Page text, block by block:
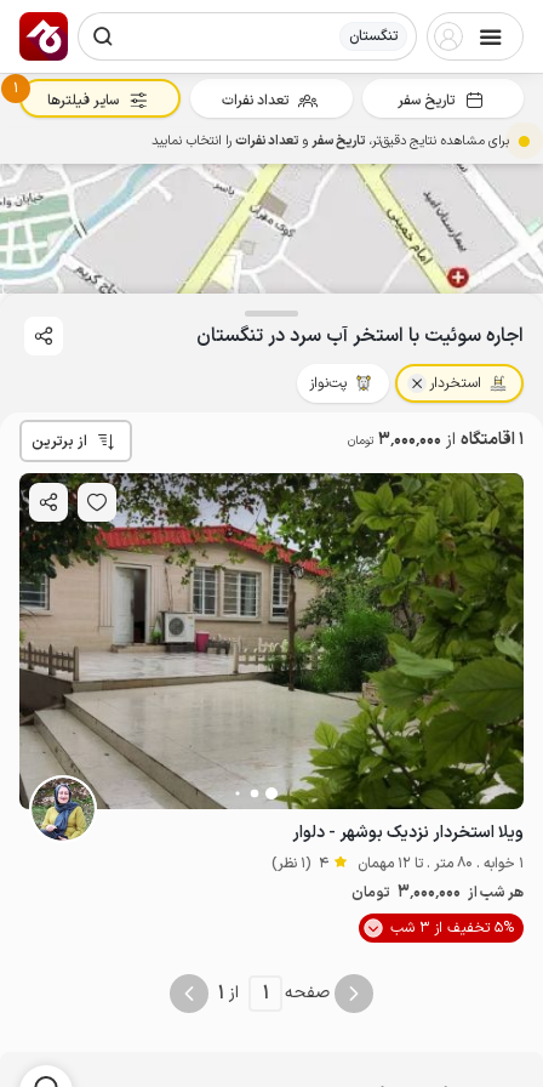
تنگستان
3میلیون ت 4
اجاره سوئیت با استخر آب سرد در تنگستان
استخردار پت‌نواز
1 اقامتگاه از 3٬000٬000 تومان از برترین
ویلا استخردار نزدیک بوشهر - دلوار
1 خوابه . 80 متر . تا 12 مهمان 4 (1 نظر)
هر شب از 3٬000٬000 تومان
5% تخفیف از 3 شب
صفحه 1 از 1
تاریخ سفر تعداد نفرات
1
سایر فیلترها
برای مشاهده نتایج دقیق‌تر، تاریخ سفرو تعداد نفراترا انتخاب نمایید